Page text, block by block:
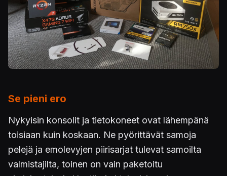
Se pieni ero
Nykyisin konsolit ja tietokoneet ovat lähempänä
toisiaan kuin koskaan. Ne pyörittävät samoja
pelejä ja emolevyjen piirisarjat tulevat samoilta
valmistajilta, toinen on vain paketoitu